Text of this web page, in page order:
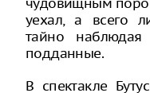
уехал, а всего
тайно
подданные.
В спектакле